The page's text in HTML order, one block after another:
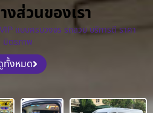
ส่วนของเรา
แบบครบวงจร รถสวย บริการดี ราคา
มิตรภาพ
ทั้งหมด